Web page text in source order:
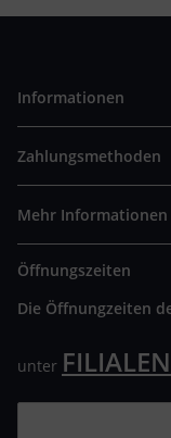
Informationen
Zahlungsmethoden
Mehr Informationen
Öffnungszeiten
Die Öffnungzeiten
unter FILIALEN
Wir freuen uns auf